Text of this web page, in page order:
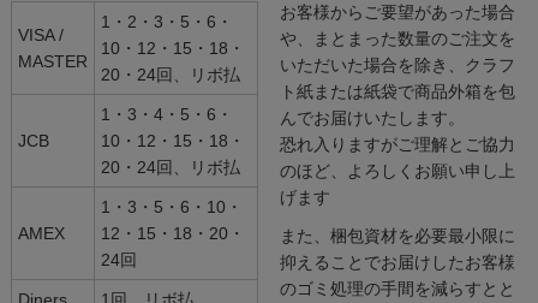
VISA /
MASTER
1・2・3・5・6・
10・12・15・18・
20・24回、リボ払
JCB
1・3・4・5・6・
10・12・15・18・
20・24回、リボ払
AMEX
1・3・5・6・10・
12・15・18・20・
24回
Diners 1回、リボ払
お客様からご要望があった場合
や、まとまった数量のご注文を
いただいた場合を除き、クラフ
ト紙または紙袋で商品外箱を包
んでお届けいたします。
恐れ入りますがご理解とご協力
のほど、よろしくお願い申し上
げます
また、梱包資材を必要最小限に
抑えることでお届けしたお客様
のゴミ処理の手間を減らすとと